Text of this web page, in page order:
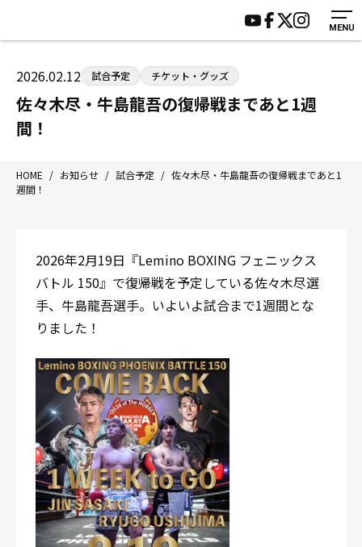
MENU
〒192-0072 東京都八王子市南町3-8 第2原嶋ビル1F
Tel/Fax：042-622-7222
HOME
ジムについて
トレーニング
入会案内
施設紹介
アクセス
会員様の声
サポーター募集
2026.02.12 試合予定 チケット・グッズ
佐々木尽・牛島龍吾の復帰戦まであと1週
間！
HOME / お知らせ / 試合予定 / 佐々木尽・牛島龍吾の復帰戦まであと1
週間！
2026年2月19日『Lemino BOXING フェニックス
バトル 150』で復帰戦を予定している佐々木尽選
手、牛島龍吾選手。いよいよ試合まで1週間とな
りました！